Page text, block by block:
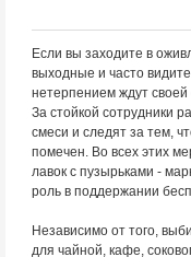
Если вы заходите в
выходные и часто
нетерпением ждут
За стойкой сотрудники
смеси и следят за тем,
помечен. Во всех этих
лавок с пузырьками -
роль в поддержании
Независимо от того,
для чайной, кафе,